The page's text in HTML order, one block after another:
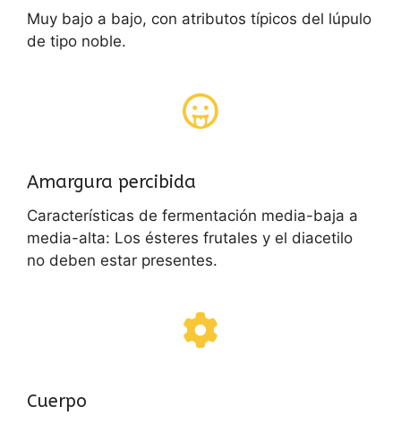
Muy bajo a bajo, con atributos típicos del lúpulo
de tipo noble.
Amargura percibida
Características de fermentación media-baja a
media-alta: Los ésteres frutales y el diacetilo
no deben estar presentes.
Cuerpo